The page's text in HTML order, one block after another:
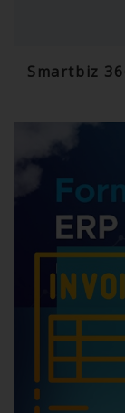
Smartbiz